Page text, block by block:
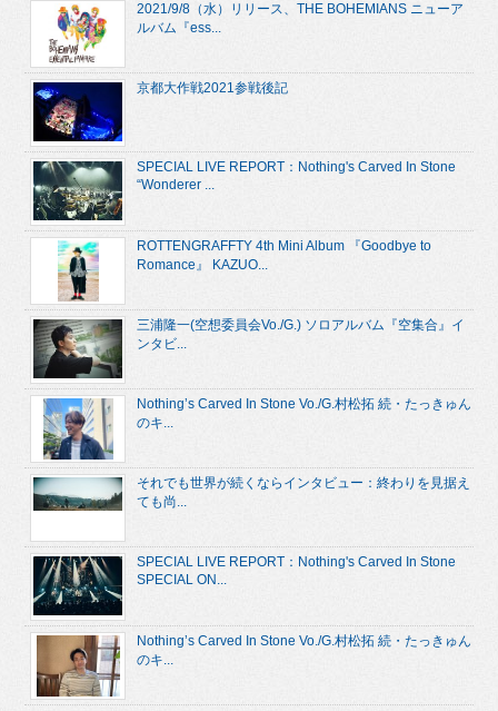
2021/9/8（水）リリース、THE BOHEMIANS ニューア
ルバム『ess...
京都大作戦2021参戦後記
SPECIAL LIVE REPORT：Nothing's Carved In Stone
“Wonderer ...
ROTTENGRAFFTY 4th Mini Album 『Goodbye to
Romance』 KAZUO...
三浦隆一(空想委員会Vo./G.) ソロアルバム『空集合』イ
ンタビ...
Nothing’s Carved In Stone Vo./G.村松拓 続・たっきゅん
のキ...
それでも世界が続くならインタビュー：終わりを見据え
ても尚...
SPECIAL LIVE REPORT：Nothing's Carved In Stone
SPECIAL ON...
Nothing’s Carved In Stone Vo./G.村松拓 続・たっきゅん
のキ...